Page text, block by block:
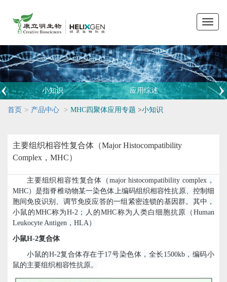
Toggle
小知识 应用综述
首页 > 产品中心 > MHC四聚体应用专题 >小知识
主要组织相容性复合体（Major Histocompatibility
Complex，MHC）
主要组织相容性复合体（ major histocompatibility complex ，
MHC）是指脊椎动物某一染色体上编码组织相容性抗原、控制细
胞间免疫识别、调节免疫应答的一组紧密连锁的基因群。其中，
小鼠的MHC称为H-2 ；人的MHC称为人类白细胞抗原（Human
Leukocyte Antigen ， HLA）
小鼠H-2复合体
小鼠的H-2复合体存在于17号染色体，全长 1500kb，编码小
鼠的主要组织相容性抗原。